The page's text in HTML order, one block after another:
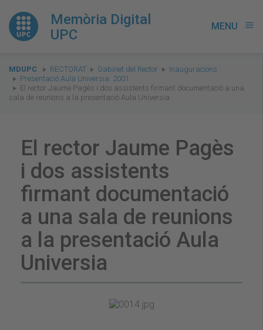
Memòria Digital
UPC
MENU menu
You
are
here:
MDUPC RECTORAT Gabinet del Rector
Inauguracions
Presentació Aula Universia. 2001
El rector Jaume Pagès i dos assistents firmant documentació a una
sala de reunions a la presentació Aula Universia
El rector Jaume Pagès
i dos assistents
firmant documentació
a una sala de reunions
a la presentació Aula
Universia